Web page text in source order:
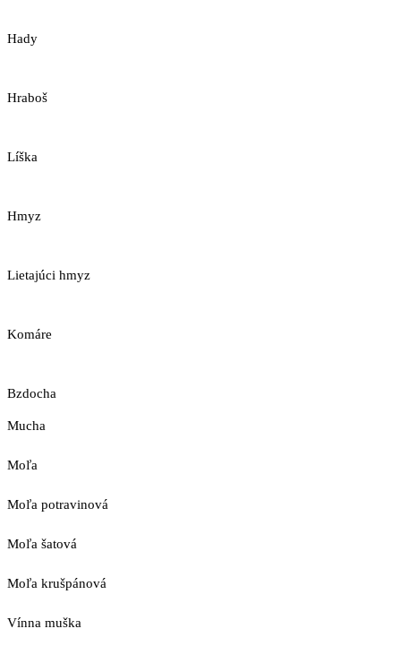
Hady
Hraboš
Líška
Hmyz
Lietajúci hmyz
Komáre
Bzdocha
Mucha
Moľa
Moľa potravinová
Moľa šatová
Moľa krušpánová
Vínna muška